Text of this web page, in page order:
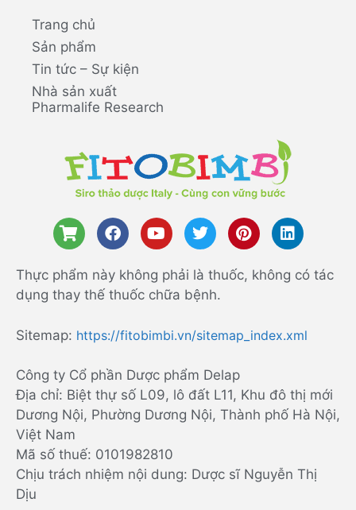
Trang chủ
Sản phẩm
Tin tức – Sự kiện
Nhà sản xuất
Pharmalife Research
Thực phẩm này không phải là thuốc, không có tác
dụng thay thế thuốc chữa bệnh.
Sitemap: https://fitobimbi.vn/sitemap_index.xml
Công ty Cổ phần Dược phẩm Delap
Địa chỉ: Biệt thự số L09, lô đất L11, Khu đô thị mới
Dương Nội, Phường Dương Nội, Thành phố Hà Nội,
Việt Nam
Mã số thuế: 0101982810
Chịu trách nhiệm nội dung: Dược sĩ Nguyễn Thị
Dịu